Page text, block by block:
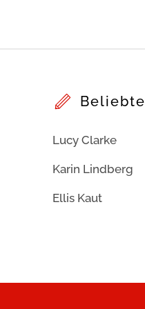
Beliebte
Lucy Clarke
Karin Lindberg
Ellis Kaut